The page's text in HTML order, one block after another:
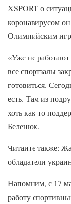
XSPORT о
коронавирусом
Олимпийским
«Уже не
все спортзалы
готовиться.
есть. Там из
хоть как-то
Беленюк.
Читайте также:
обладатели
Напомним, с 17
работу